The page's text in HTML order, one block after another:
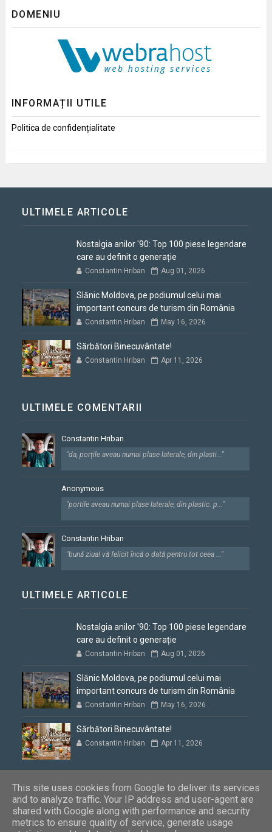
DOMENIU
INFORMAȚII UTILE
Politica de confidențialitate
ULTIMELE ARTICOLE
Nostalgia anilor '90: Top 100 piese legendare
care au definit o generație
Constantin Hriban Aug 01, 2026
Slănic Moldova, pe podiumul celui mai
important concurs de turism din România
Constantin Hriban May 16, 2026
Sărbători Binecuvântate!
Constantin Hriban Apr 11, 2026
ULTIMELE COMENTARII
Constantin Hriban
"da, porțile aveau numai plase laterale, din plasti..."
Anonymous
"portile aveau numai plase laterale, din plastic. p..."
Constantin Hriban
"bună ziua! vă felicit încă o dată pentru tot ceea ..."
ULTIMELE ARTICOLE
Nostalgia anilor '90: Top 100 piese legendare
care au definit o generație
Constantin Hriban Aug 01, 2026
Slănic Moldova, pe podiumul celui mai
important concurs de turism din România
Constantin Hriban May 16, 2026
Sărbători Binecuvântate!
Constantin Hriban Apr 11, 2026
Blogul lui Constantin Copyright © 2012 - 2026. Toate drepturile
This site uses cookies from Google to deliver its services
and to analyze traffic. Your IP address and user-agent are
shared with Google along with performance and security
metrics to ensure quality of service, generate usage